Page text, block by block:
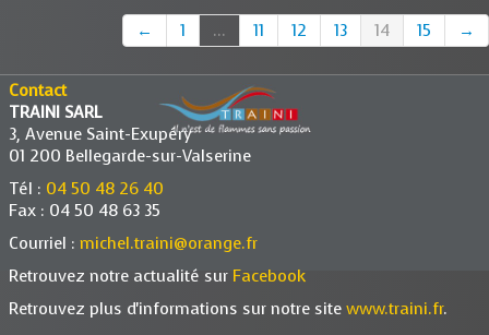
← 1 ... 11 12 13 14 15 →
Contact
TRAINI SARL
3, Avenue Saint-Exupéry
01 200 Bellegarde-sur-Valserine
Tél : 04 50 48 26 40
Fax : 04 50 48 63 35
Courriel : michel.traini@orange.fr
Retrouvez notre actualité sur Facebook
Retrouvez plus d'informations sur notre site www.traini.fr.